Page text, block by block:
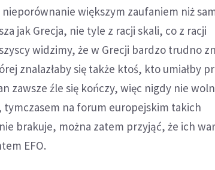
większym zaufaniem niż
jak Grecja, nie tyle z racji skali, co z racji
widzimy, że w Grecji bardzo trudno
znalazłaby się także ktoś, kto umiałby
zawsze źle się kończy, więc nigdy nie
na forum europejskim takich
brakuje, można zatem przyjąć, że ich
EFO.